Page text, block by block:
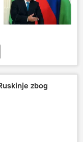
zbog